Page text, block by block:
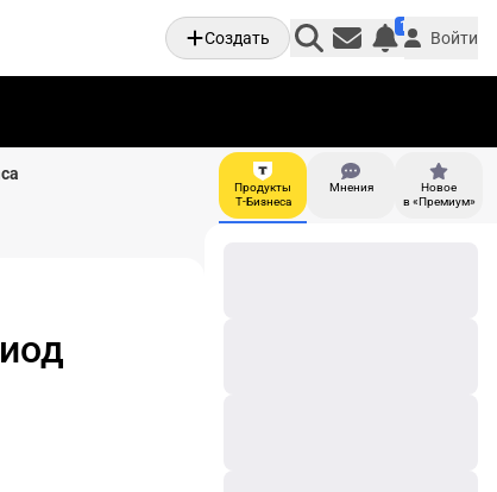
Создать
1
Личные
Войти
Продукты
Т-Бизнеса
Мнения
Новое
в «Премиум»